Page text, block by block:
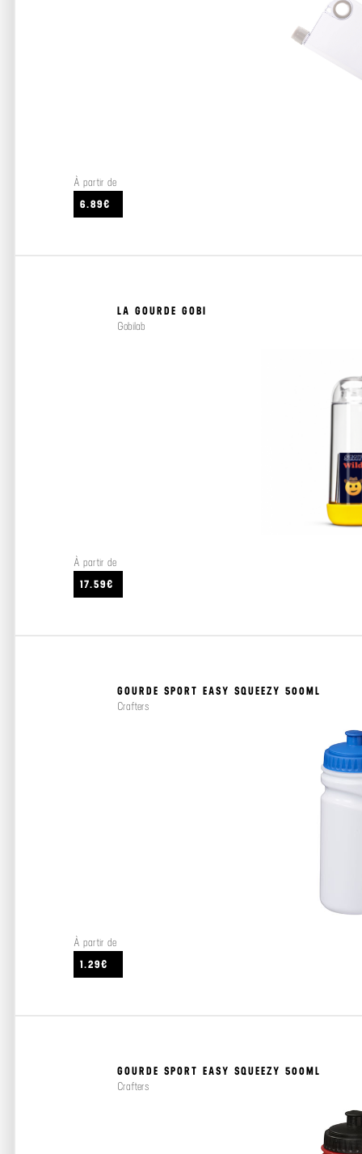
À partir de
6.89€
LA GOURDE GOBI
Gobilab
À partir de
17.59€
GOURDE SPORT EASY SQUEEZY 500ML
Crafters
À partir de
1.29€
GOURDE SPORT EASY SQUEEZY 500ML
Crafters